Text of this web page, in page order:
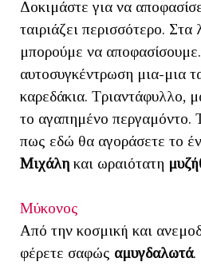
Δοκιμάστε για να
ταιριάζει περισσότερο.
μπορούμε να
αυτοσυγκέντρωση μια-μια
καρεδάκια. Τριαντάφυλλο,
το αγαπημένο περγαμόντο.
πως εδώ θα αγοράσετε το
Μιχάλη και ωραιότατη
Μύκονος
Από την κοσμική και
φέρετε σαφώς αμυγδαλωτά.